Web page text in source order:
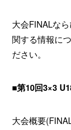
大会FINALな
関する情報に
ださい。
■第10回3×3
大会概要